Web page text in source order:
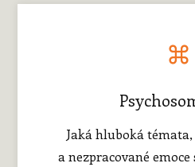
Jaká hluboká
a nezpracované